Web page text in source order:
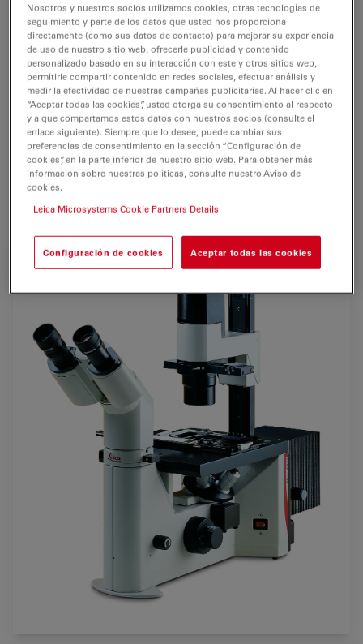
aplicaciones especiales como la micromanipulación y
la microinyección. Los usuarios estarán impresionados
por su brillante fluorescencia, su contraste de fases
optimizado y su nueva técnica de contraste
extremadamente eficiente:
el exclusivo IMC (Integrated Modulation Contrast -
Contraste de modulación integrada) de Leica
Microsystems permite, por primera vez, realizar
contraste de modulación Hoffman de alta calidad sin
tener que usar objetivos especiales.
Nosotros y nuestros socios utilizamos cookies, otras tecnologías de
seguimiento y parte de los datos que usted nos proporciona
directamente (como sus datos de contacto) para mejorar su experiencia
de uso de nuestro sitio web, ofrecerle publicidad y contenido
personalizado basado en su interacción con este y otros sitios web,
permitirle compartir contenido en redes sociales, efectuar análisis y
medir la efectividad de nuestras campañas publicitarias. Al hacer clic en
“Aceptar todas las cookies”, usted otorga su consentimiento al respecto
y a que compartamos estos datos con nuestros socios (consulte el
enlace siguiente). Siempre que lo desee, puede cambiar sus
preferencias de consentimiento en la sección “Configuración de
cookies”, en la parte inferior de nuestro sitio web. Para obtener más
información sobre nuestras políticas, consulte nuestro Aviso de
cookies.
Leica Microsystems Cookie Partners Details
Configuración de cookies Aceptar todas las cookies